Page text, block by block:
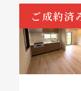
ご成約済